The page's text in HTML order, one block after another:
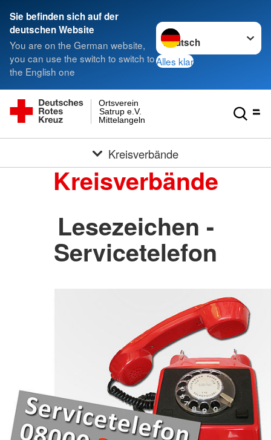
Sie befinden sich auf der
deutschen Website
You are on the German website,
you can use the switch to switch to
the English one
Sprache wechseln zu
Alles klar
Mittelangeln
Satrup e.V.
Ortsverein
Kreisverbände
Kreisverbände
Lesezeichen -
Servicetelefon